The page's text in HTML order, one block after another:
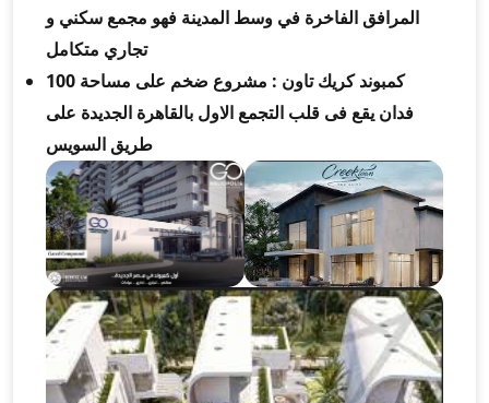
المرافق الفاخرة في وسط المدينة فهو مجمع سكني و
تجاري متكامل
كمبوند كريك تاون : مشروع ضخم على مساحة 100
فدان يقع فى قلب التجمع الاول بالقاهرة الجديدة على
طريق السويس